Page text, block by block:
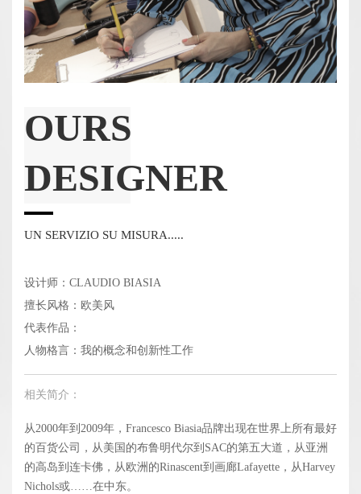
OURS
DESIGNER
UN SERVIZIO SU MISURA.....
设计师：CLAUDIO BIASIA
擅长风格：欧美风
代表作品：
人物格言：我的概念和创新性工作
相关简介：
从2000年到2009年，Francesco Biasia品牌出现在世界上所有最好
的百货公司，从美国的布鲁明代尔到SAC的第五大道，从亚洲
的高岛到连卡佛，从欧洲的Rinascent到画廊Lafayette，从Harvey
Nichols或……在中东。